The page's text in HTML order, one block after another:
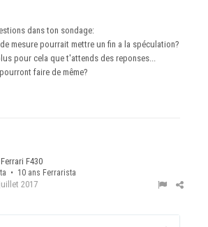
dans ton sondage:
mesure pourrait mettre un fin a la spéculation?
pour cela que t'attends des reponses...
faire de même?
Ferrari F430
• 10 ans Ferrarista
2017